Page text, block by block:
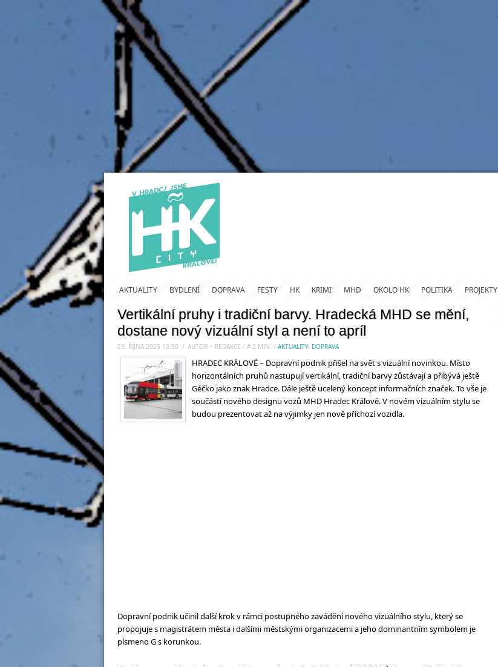
AKTUALITY BYDLENÍ DOPRAVA FESTY HK KRIMI MHD OKOLO HK POLITIKA PROJEKTY
Vertikální pruhy i tradiční barvy. Hradecká MHD se mění,
dostane nový vizuální styl a není to apríl
23. ŘÍJNA 2025 13:30 / AUTOR ~ REDAKCE / # 2 MIN. / AKTUALITY, DOPRAVA
HRADEC KRÁLOVÉ – Dopravní podnik přišel na svět s vizuální novinkou. Místo
horizontálních pruhů nastupují vertikální, tradiční barvy zůstávají a přibývá ještě
Géčko jako znak Hradce. Dále ještě ucelený koncept informačních značek. To vše je
součástí nového designu vozů MHD Hradec Králové. V novém vizuálním stylu se
budou prezentovat až na výjimky jen nově příchozí vozidla.
Dopravní podnik učinil další krok v rámci postupného zavádění nového vizuálního stylu, který se
propojuje s magistrátem města i dalšími městskými organizacemi a jeho dominantním symbolem je
písmeno G s korunkou.